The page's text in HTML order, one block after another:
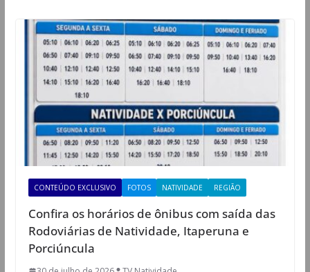
CONTEÚDO EXCLUSIVO FOTOS NATIVIDADE REGIÃO
Confira os horários de ônibus com saída das
Rodoviárias de Natividade, Itaperuna e
Porciúncula